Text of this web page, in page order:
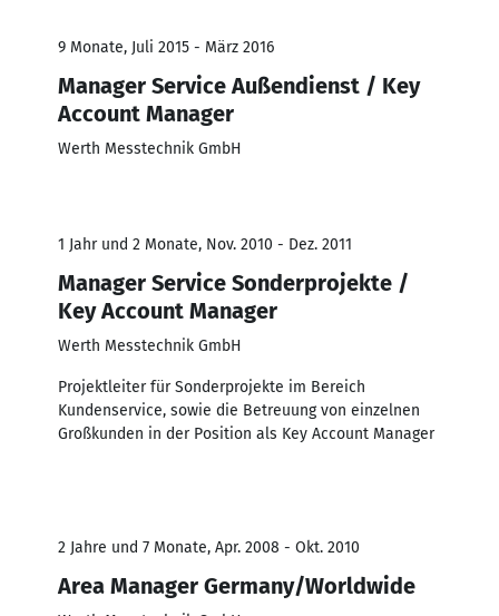
9 Monate, Juli 2015 - März 2016
Manager Service Außendienst / Key
Account Manager
Werth Messtechnik GmbH
1 Jahr und 2 Monate, Nov. 2010 - Dez. 2011
Manager Service Sonderprojekte /
Key Account Manager
Werth Messtechnik GmbH
Projektleiter für Sonderprojekte im Bereich
Kundenservice, sowie die Betreuung von einzelnen
Großkunden in der Position als Key Account Manager
2 Jahre und 7 Monate, Apr. 2008 - Okt. 2010
Area Manager Germany/Worldwide